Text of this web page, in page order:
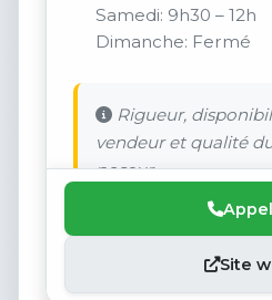
Samedi: 9h30 – 12h
Dimanche: Fermé
Rigueur,
vendeur et qualité
poseur
Site